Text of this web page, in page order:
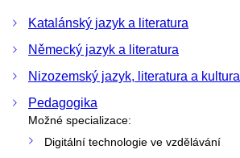
Katalánský jazyk a literatura
Německý jazyk a literatura
Nizozemský jazyk, literatura a kultura
Pedagogika
Možné specializace:
Digitální technologie ve vzdělávání